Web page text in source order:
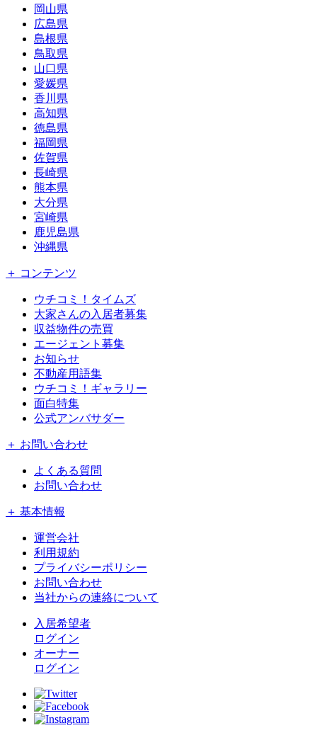
岡山県
広島県
島根県
鳥取県
山口県
愛媛県
香川県
高知県
徳島県
福岡県
佐賀県
長崎県
熊本県
大分県
宮崎県
鹿児島県
沖縄県
＋ コンテンツ
ウチコミ！タイムズ
大家さんの入居者募集
収益物件の売買
エージェント募集
お知らせ
不動産用語集
ウチコミ！ギャラリー
面白特集
公式アンバサダー
＋ お問い合わせ
よくある質問
お問い合わせ
＋ 基本情報
運営会社
利用規約
プライバシーポリシー
お問い合わせ
当社からの連絡について
入居希望者
ログイン
オーナー
ログイン